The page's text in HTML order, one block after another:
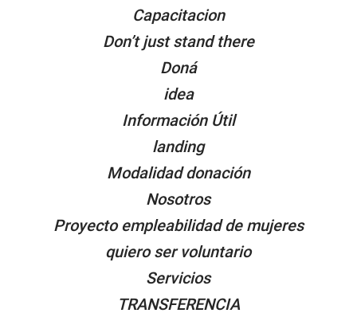
Capacitacion
Don’t just stand there
Doná
idea
Información Útil
landing
Modalidad donación
Nosotros
Proyecto empleabilidad de mujeres
quiero ser voluntario
Servicios
TRANSFERENCIA